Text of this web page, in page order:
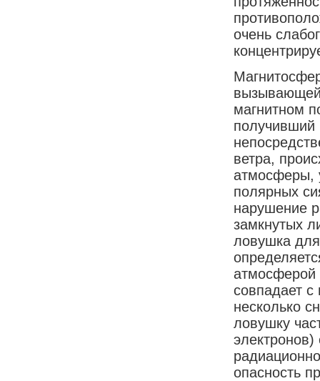
очень
вызывающей
магнитном
получивший
ветра,
атмосферы,
полярных
нарушение
замкнутых
ловушка
атмосферой
совпадает
несколько
ловушку
опасность